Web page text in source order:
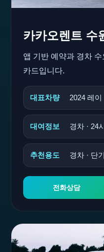
카카오렌트 수
앱 기반 예약과 경차
카드입니다.
대표차량 2024 레이
대여정보 경차 · 24
추천용도 경차 · 단
전화상담